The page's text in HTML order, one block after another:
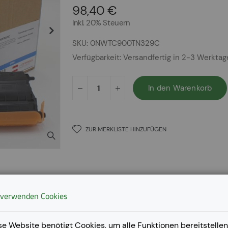
98,40 €
Inkl. 20% Steuern
SKU 0NWTC900TN329C
Verfügbarkeit: Versandfertig in 2-3
In den Warenkorb
ZUR MERKLISTE HINZUFÜGEN
Cookies
Website benötigt Cookies, um alle Funktionen